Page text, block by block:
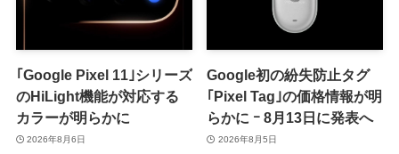
｢Google Pixel 11｣シリーズ
のHiLight機能が対応する
カラーが明らかに
2026年8月6日
Google初の紛失防止タグ
｢Pixel Tag｣の価格情報が明
らかに ｰ 8月13日に発表へ
2026年8月5日